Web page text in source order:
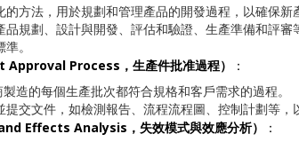
方法，用於規劃和管理產品的開發過程，以確保新
品規劃、設計與開發、評估和驗證、生產準備和評
。
Process，生產件批准過程） ：
造的每個生產批次都符合規格和客戶需求的過程。
交文件，如檢測報告、流程流程圖、控制計劃等，
Effects Analysis，失效模式與效應分析） ：